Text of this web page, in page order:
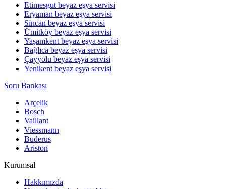
Etimesgut beyaz eşya servisi
Eryaman beyaz eşya servisi
Sincan beyaz eşya servisi
Ümitköy beyaz eşya servisi
Yaşamkent beyaz eşya servisi
Bağlıca beyaz eşya servisi
Çayyolu beyaz eşya servisi
Yenikent beyaz eşya servisi
Soru Bankası
Arçelik
Bosch
Vaillant
Viessmann
Buderus
Ariston
Kurumsal
Hakkımızda